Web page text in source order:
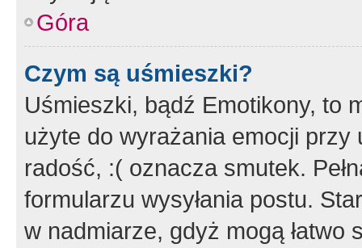
Góra
Czym są uśmieszki?
Uśmieszki, bądź Emotikony, to
użyte do wyrażania emocji
radość, :( oznacza smutek.
formularzu wysyłania postu.
w nadmiarze, gdyż mogą